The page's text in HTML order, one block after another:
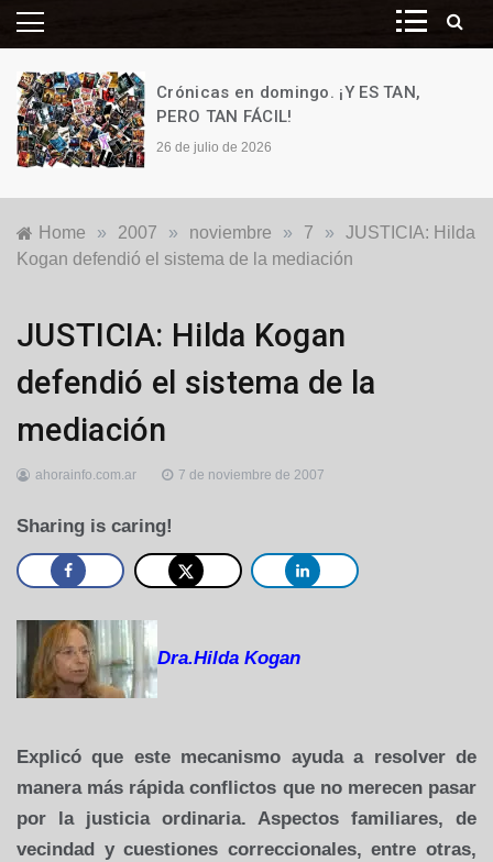
Crónicas en domingo. ¡Y ES TAN,
PERO TAN FÁCIL!
26 de julio de 2026
Home » 2007 » noviembre » 7 »
JUSTICIA: Hilda
Kogan defendió el sistema de la mediación
Locales
JUSTICIA: Hilda Kogan
defendió el sistema de la
mediación
ahorainfo.com.ar 7 de noviembre de 2007
Sharing is caring!
Dra.Hilda Kogan
Explicó que este mecanismo ayuda a resolver de
manera más rápida conflictos que no merecen pasar
por la justicia ordinaria. Aspectos familiares, de
vecindad y cuestiones correccionales, entre otras,